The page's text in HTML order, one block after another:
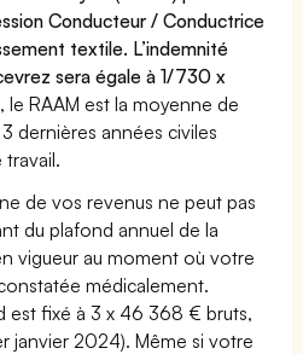
Conducteur / Conductrice
textile. L’indemnité
sera égale à 1/730 x
RAAM est la moyenne de
dernières années civiles
de vos revenus ne peut pas
du plafond annuel de la
vigueur au moment où votre
médicalement.
est fixé à 3 x 46 368 € bruts,
janvier 2024). Même si votre